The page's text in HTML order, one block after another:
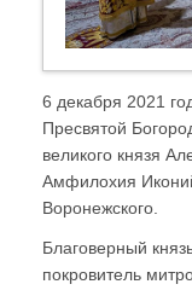
6 декабря 2021
Пресвятой
великого князя
Амфилохия
Воронежского.
Благоверный
покровитель